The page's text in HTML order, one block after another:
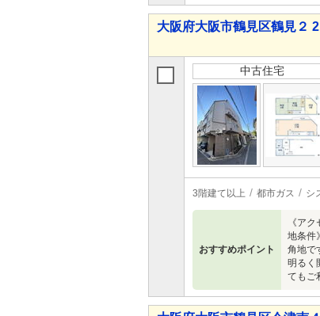
大阪府大阪市鶴見区鶴見２
中古住宅
3階建て以上 都市ガス シ
おすすめポイント
《ア
地条件
角地で
明るく
てもご